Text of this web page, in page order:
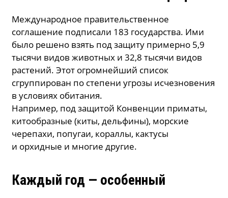
Международное правительственное
соглашение подписали 183 государства. Ими
было решено взять под защиту примерно 5,9
тысячи видов животных и 32,8 тысячи видов
растений. Этот огромнейший список
сгруппирован по степени угрозы исчезновения
в условиях обитания.
Например, под защитой Конвенции приматы,
китообразные (киты, дельфины), морские
черепахи, попугаи, кораллы, кактусы
и орхидные и многие другие.
Каждый год — особенный